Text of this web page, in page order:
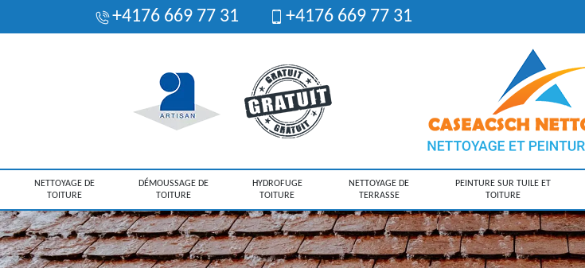
+4176 669 77 31 +4176 669 77 31
NETTOYAGE DE
TOITURE
DÉMOUSSAGE DE
TOITURE
HYDROFUGE
TOITURE
NETTOYAGE DE
TERRASSE
PEINTURE SUR TUILE ET
TOITURE